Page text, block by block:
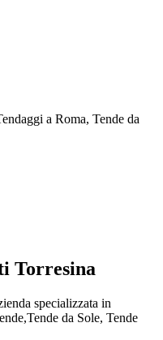
a Roma, Tende da
Torresina
specializzata in
da Sole, Tende